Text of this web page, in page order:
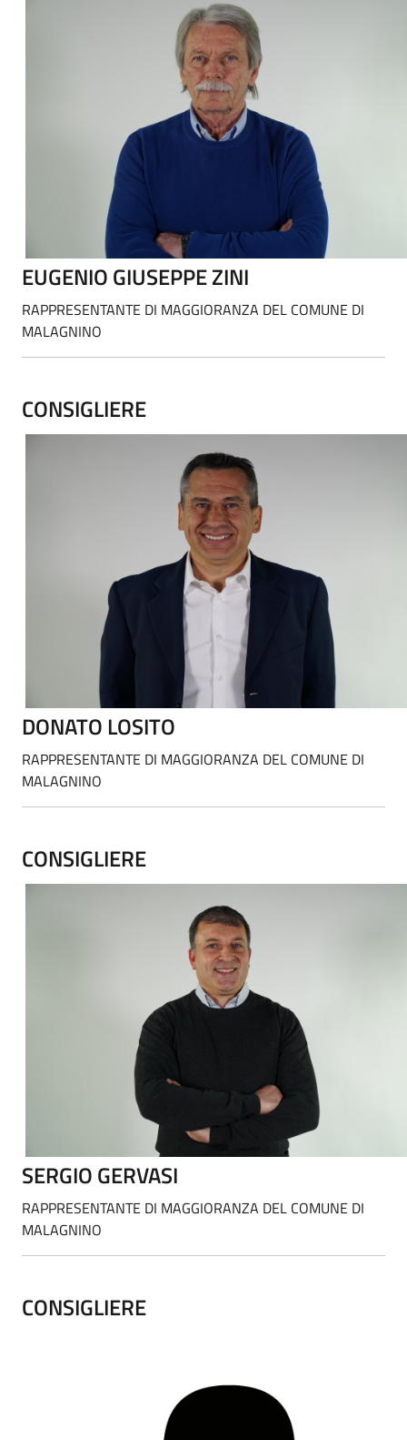
EUGENIO GIUSEPPE ZINI
RAPPRESENTANTE DI MAGGIORANZA DEL COMUNE DI
MALAGNINO
CONSIGLIERE
DONATO LOSITO
RAPPRESENTANTE DI MAGGIORANZA DEL COMUNE DI
MALAGNINO
CONSIGLIERE
SERGIO GERVASI
RAPPRESENTANTE DI MAGGIORANZA DEL COMUNE DI
MALAGNINO
CONSIGLIERE